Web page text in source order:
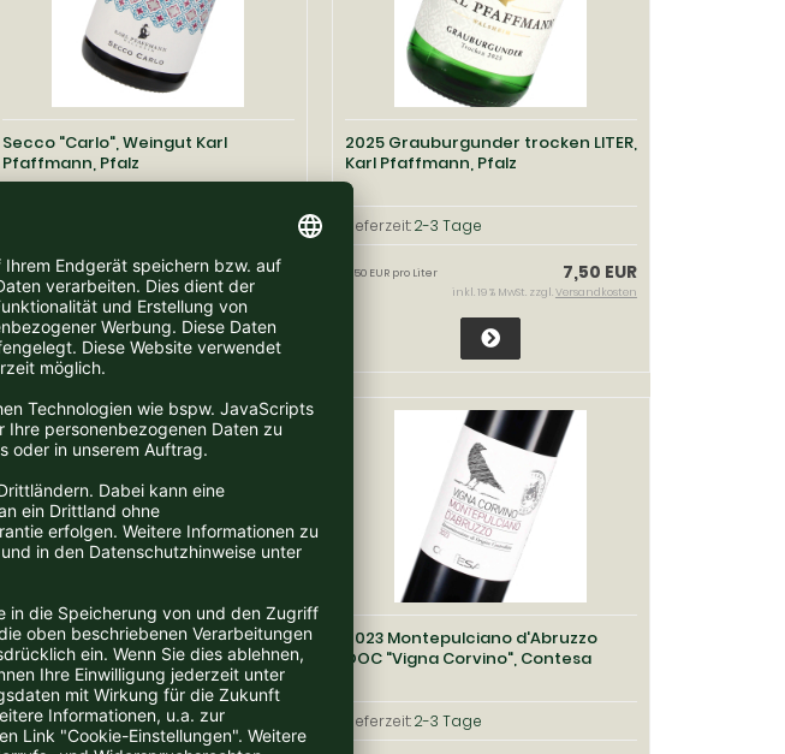
Secco "Carlo", Weingut Karl
Pfaffmann, Pfalz
6,95 EUR
9,27 EUR pro Liter
inkl. 19 % MwSt. zzgl. Versandkosten
2025 Grauburgunder trocken LITER,
Karl Pfaffmann, Pfalz
Lieferzeit:2-3 Tage
7,50 EUR
7,50 EUR pro Liter
inkl. 19 % MwSt. zzgl.Versandkosten
2024 Chardonnay Veneto IGT LITER,
Cavazza, Vicenza/Veneto
Lieferzeit:2-3 Tage
2023 Montepulciano d'Abruzzo
DOC "Vigna Corvino", Contesa
Lieferzeit:2-3 Tage